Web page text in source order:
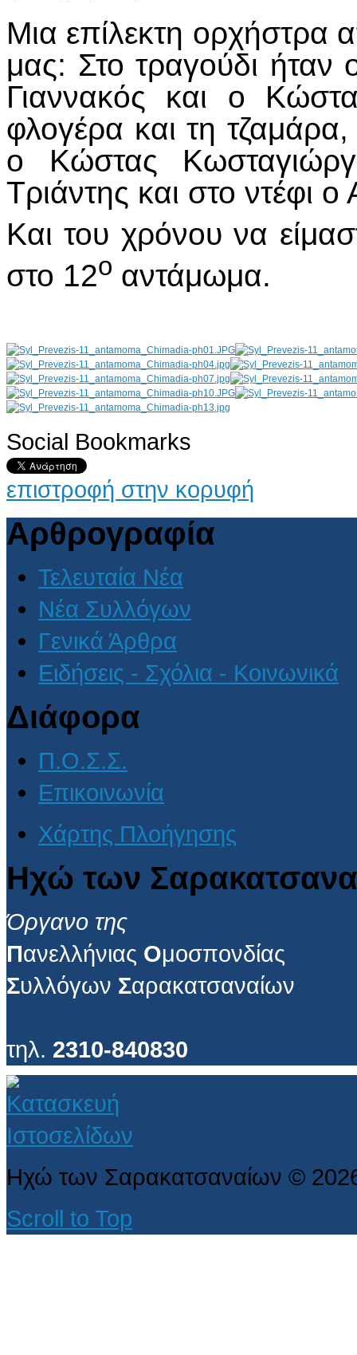
Μια επίλεκτη ορχήστρα
μας: Στο τραγούδι ήταν
Γιαννακός και ο
φλογέρα και τη
ο Κώστας
Τριάντης και στο ντέφι
Και του χρόνου να
στο 12ο αντάμωμα.
AdmirorGallery 4.5.0, author/s Vasiljevski& Kekeljevic
Social Bookmarks
επιστροφή στην κορυφή
Αρθρογραφία
Τελευταία Νέα
Νέα Συλλόγων
Γενικά Άρθρα
Ειδήσεις - Σχόλια - Κοινωνικά
Διάφορα
Π.Ο.Σ.Σ.
Επικοινωνία
Χάρτης Πλοήγησης
Ηχώ των
Όργανο της
Πανελλήνιας Ομοσπονδίας
Συλλόγων Σαρακατσαναίων
τηλ. 2310-840830
Ηχώ των Σαρακατσαναίων ©
Scroll to Top